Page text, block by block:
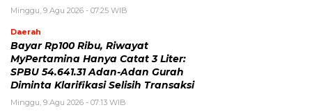
Minggu, 9 Agu 2026 - 07:25 WIB
Daerah
Bayar Rp100 Ribu, Riwayat
MyPertamina Hanya Catat 3 Liter:
SPBU 54.641.31 Adan-Adan Gurah
Diminta Klarifikasi Selisih Transaksi
Minggu, 9 Agu 2026 - 07:13 WIB